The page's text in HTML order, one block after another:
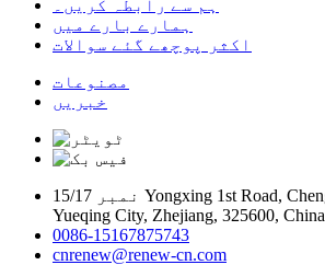
ہم سے رابطہ کریں۔
ہمارے بارے میں
اکثر پوچھے گئے سوالات
مصنوعات
خبریں
نمبر 15/17 Yongxing 1st Road, Chengdong Industrial Zone,
Yueqing City, Zhejiang, 325600, China
0086-15167875743
cnrenew@renew-cn.com